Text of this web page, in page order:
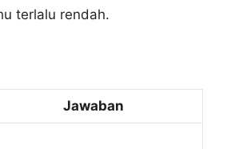
terlalu rendah.
Jawaban